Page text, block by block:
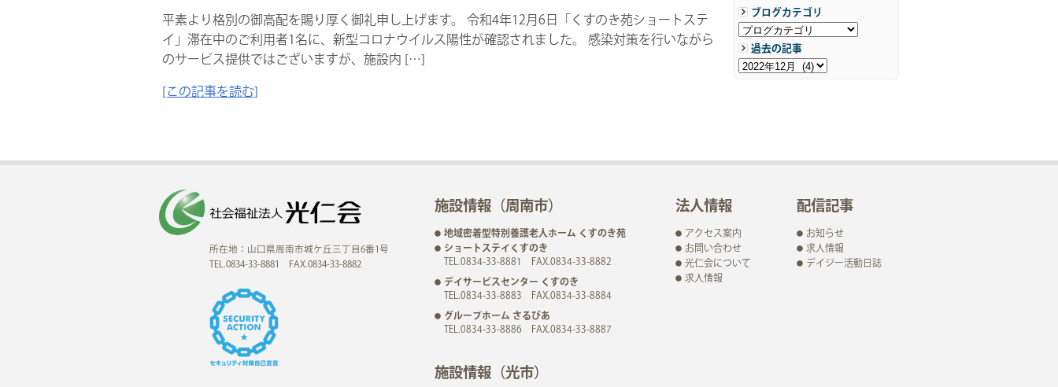
ブログカテゴリ
過去の記事
平素より格別の御高配を賜り厚く御礼申し上げます。 令和4年12月6日「くすのき苑ショートステ
イ」滞在中のご利用者1名に、新型コロナウイルス陽性が確認されました。 感染対策を行いながら
のサービス提供ではございますが、施設内 […]
[この記事を読む]
所在地：山口県周南市城ケ丘三丁目6番1号
TEL.0834-33-8881 FAX.0834-33-8882
施設情報（周南市）
地域密着型特別養護老人ホーム くすのき苑
ショートステイくすのき
TEL.0834-33-8881 FAX.0834-33-8882
デイサービスセンター くすのき
TEL.0834-33-8883 FAX.0834-33-8884
グループホーム さるびあ
TEL.0834-33-8886 FAX.0834-33-8887
施設情報（光市）
法人情報
アクセス案内
お問い合わせ
光仁会について
求人情報
配信記事
お知らせ
求人情報
デイジー活動日誌